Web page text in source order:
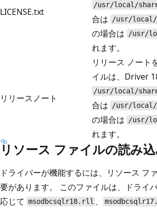
LICENSE.txt
/usr/local/
合は /usr/local/
の場合は /usr/
れます。
リリースノート
リリース ノート
イルは、Driver
/usr/local/
合は /usr/local/
の場合は /usr/
れます。
リソース ファイルの読み
ドライバーが機能するには、リソース フ
要があります。 このファイルは、ドライ
応じて msodbcsqlr18.rll 、